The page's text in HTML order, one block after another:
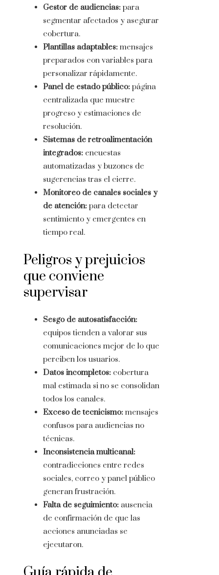
Gestor de audiencias: para
segmentar afectados y asegurar
cobertura.
Plantillas adaptables: mensajes
preparados con variables para
personalizar rápidamente.
Panel de estado público: página
centralizada que muestre
progreso y estimaciones de
resolución.
Sistemas de retroalimentación
integrados: encuestas
automatizadas y buzones de
sugerencias tras el cierre.
Monitoreo de canales sociales y
de atención: para detectar
sentimiento y emergentes en
tiempo real.
Peligros y prejuicios
que conviene
supervisar
Sesgo de autosatisfacción:
equipos tienden a valorar sus
comunicaciones mejor de lo que
perciben los usuarios.
Datos incompletos: cobertura
mal estimada si no se consolidan
todos los canales.
Exceso de tecnicismo: mensajes
confusos para audiencias no
técnicas.
Inconsistencia multicanal:
contradicciones entre redes
sociales, correo y panel público
generan frustración.
Falta de seguimiento: ausencia
de confirmación de que las
acciones anunciadas se
ejecutaron.